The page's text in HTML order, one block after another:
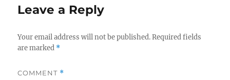
Leave a Reply
Your email address will not be published. Required fields
are marked *
COMMENT *